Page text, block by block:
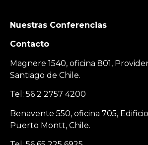
Nuestras Conferencias
Contacto
Magnere 1540, oficina 801,
Santiago de Chile.
Tel: 56 2 2757 4200
Benavente 550, oficina 705,
Puerto Montt, Chile.